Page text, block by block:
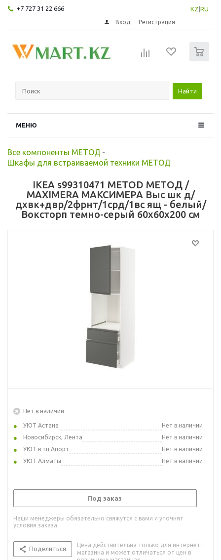
+7 727 31 22 666 KZ RU
Вход Регистрация
Найти
МЕНЮ
Все компоненты МЕТОД -
Шкафы для встраиваемой техники МЕТОД
IKEA s99310471 METOD МЕТОД /
MAXIMERA МАКСИМЕРА Выс шк д/
дхвк+двр/2фрнт/1срд/1вс ящ - белый/
Воксторп темно-серый 60x60x200 см
Нет в наличии
УЮТ Астана
Нет в наличии
Новосибирск, Лента
Нет в наличии
УЮТ в тц Апорт
Нет в наличии
УЮТ Алматы
Нет в наличии
Под заказ
Наши менеджеры обязательно свяжутся с вами и уточнят
условия заказа
Поделиться
Цена действительна только для интернет-
магазина и может отличаться от цен в